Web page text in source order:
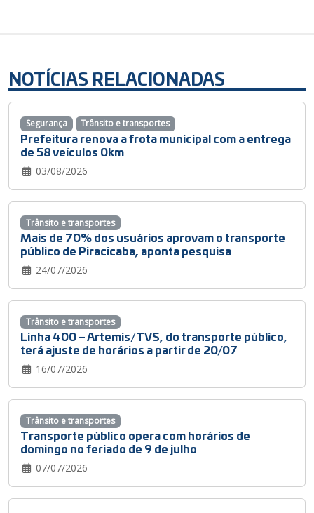
NOTÍCIAS RELACIONADAS
Prefeitura renova a frota municipal com a entrega
de 58 veículos 0km
03/08/2026
Segurança Trânsito e transportes
Mais de 70% dos usuários aprovam o transporte
público de Piracicaba, aponta pesquisa
24/07/2026
Trânsito e transportes
Linha 400 – Artemis/TVS, do transporte público,
terá ajuste de horários a partir de 20/07
16/07/2026
Trânsito e transportes
Transporte público opera com horários de
domingo no feriado de 9 de julho
07/07/2026
Trânsito e transportes